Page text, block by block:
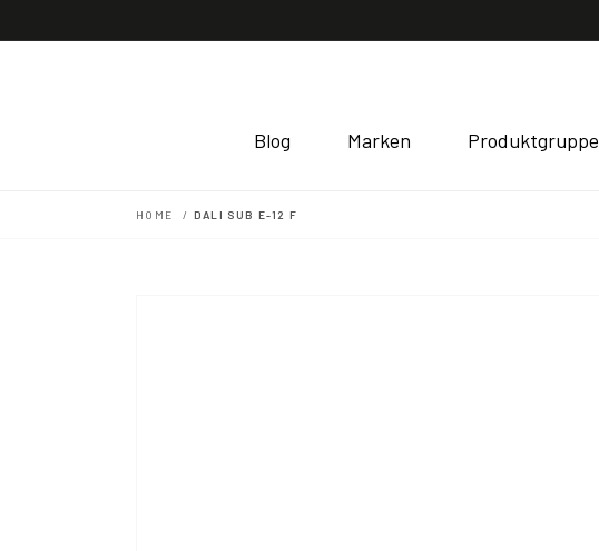
Inhalt
Blog Marken Produktgruppe
HOME DALI SUB E-12 F